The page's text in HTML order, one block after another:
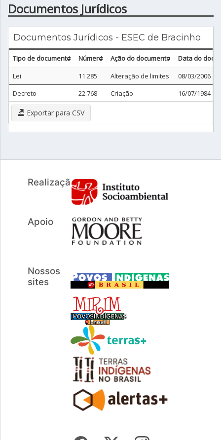
Documentos Jurídicos
Documentos Jurídicos - ESEC de Bracinho
Tipo de documento Número Ação do documento
Data do
Lei
11.285 Alteração de limites
08/03/2006
Decreto
22.768 Criação 16/07/1984
Exportar para CSV